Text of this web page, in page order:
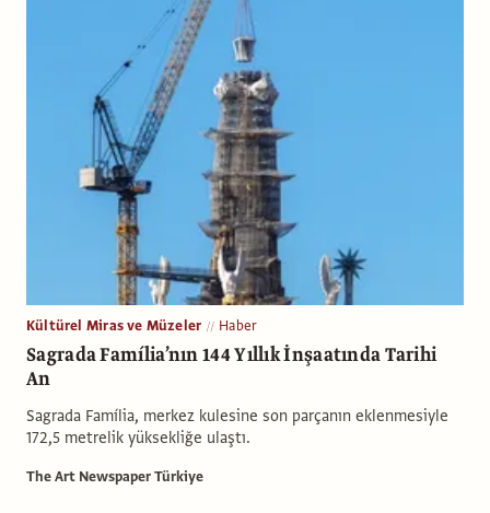
Kültürel Miras ve Müzeler Haber
Sagrada Família’nın 144 Yıllık İnşaatında Tarihi
An
Sagrada Família, merkez kulesine son parçanın eklenmesiyle
172,5 metrelik yüksekliğe ulaştı.
The Art Newspaper Türkiye